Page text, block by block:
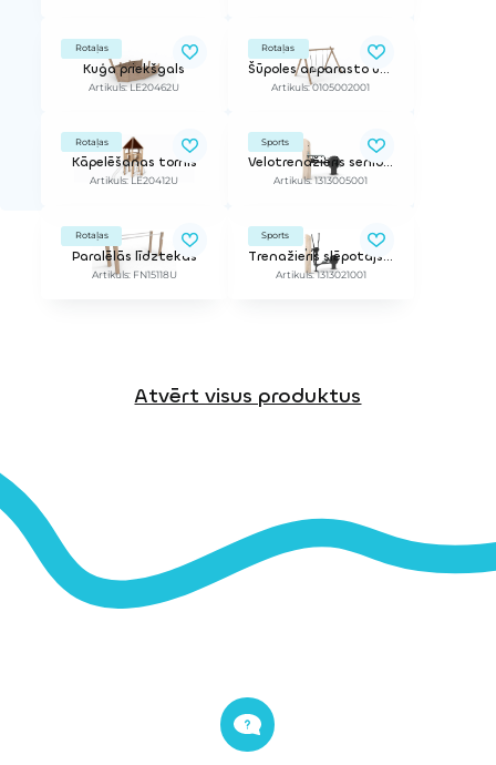
Rotaļas
Kuģa priekšgals
Artikuls: LE20462U
Rotaļas
Šūpoles ar parasto un mazuļu sēdeklīti
Artikuls: 0105002001
Rotaļas
Kāpelēšanas tornis
Artikuls: LE20412U
Sports
Velotrenažieris senioriem
Artikuls: 1313005001
Rotaļas
Paralēlās līdztekas
Artikuls: FN15118U
Sports
Trenažieris slēpotājs - pielāgojams
Artikuls: 1313021001
Atvērt visus produktus